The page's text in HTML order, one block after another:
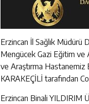
Erzincan İl Sağlık Müdürü
Mengücek Gazi Eğitim ve
ve Araştırma Hastanemiz
KARAKEÇİLİ tarafından
Erzincan Binali YILDIRIM